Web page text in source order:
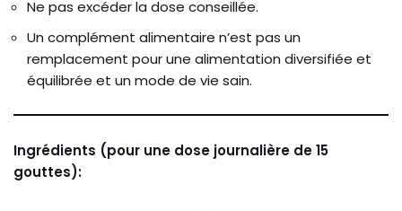
Ne pas excéder la dose conseillée.
Un complément alimentaire n’est pas un
remplacement pour une alimentation diversifiée et
équilibrée et un mode de vie sain.
Ingrédients (pour une dose journalière de 15
gouttes):